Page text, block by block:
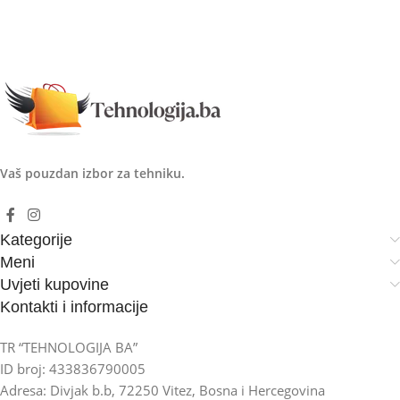
Vaš pouzdan izbor za tehniku.
Kategorije
Meni
Uvjeti kupovine
Kontakti i informacije
TR “TEHNOLOGIJA BA”
ID broj: 433836790005
Adresa: Divjak b.b, 72250 Vitez, Bosna i Hercegovina